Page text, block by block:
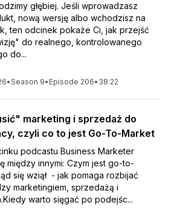
głębiej. Jeśli wprowadzasz
nową wersję albo wchodzisz na
ten odcinek pokaże Ci, jak przejść
do realnego, kontrolowanego
do...
•Season 9• Episode 206• 38:22
marketing i sprzedaż do
czyli co to jest Go-To-Market
podcastu Business Marketer
między innymi: Czym jest go-to-
się wziął - jak pomaga rozbijać
marketingiem, sprzedażą i
warto sięgać po podejśc...